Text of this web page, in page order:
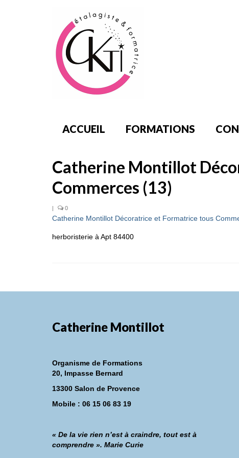
ACCUEIL FORMATIONS
Catherine Montillot
Commerces (13)
| 0
Catherine Montillot Décoratrice et Formatrice tous
herboristerie à Apt 84400
Catherine Montillot
Organisme de Formations
20, Impasse Bernard
13300 Salon de Provence
Mobile : 06 15 06 83 19
« De la vie rien n’est à craindre, tout est à
comprendre ». Marie Curie